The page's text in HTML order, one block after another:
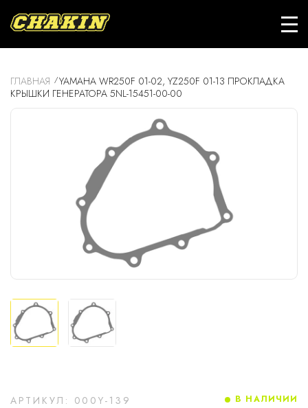
ГЛАВНАЯ
YAMAHA WR250F 01-02, YZ250F 01-13 ПРОКЛАДКА
КРЫШКИ ГЕНЕРАТОРА 5NL-15451-00-00
АРТИКУЛ: 000Y-139 В НАЛИЧИИ